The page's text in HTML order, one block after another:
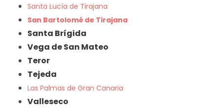
Santa Lucía de Tirajana
San Bartolomé de Tirajana
Santa Brígida
Vega de San Mateo
Teror
Tejeda
Las Palmas de Gran Canaria
Valleseco